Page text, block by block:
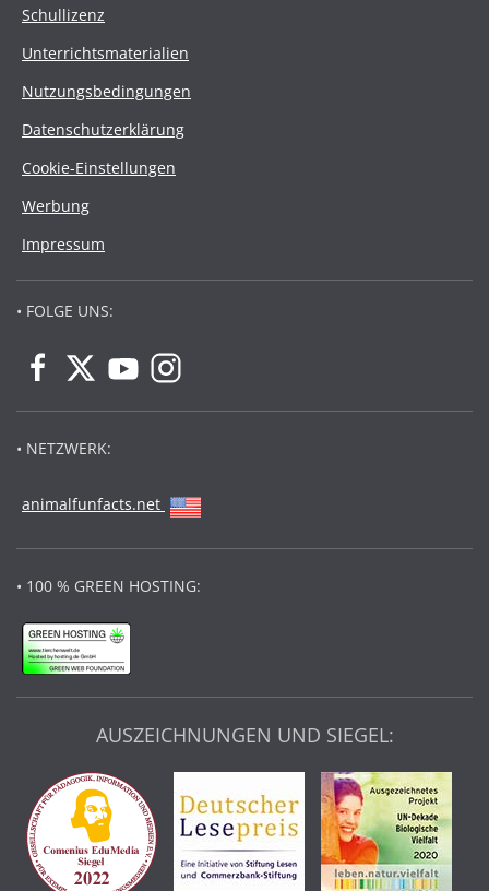
Schullizenz
Unterrichtsmaterialien
Nutzungsbedingungen
Datenschutzerklärung
Cookie-Einstellungen
Werbung
Impressum
• FOLGE UNS:
• NETZWERK:
animalfunfacts.net
• 100 % GREEN HOSTING:
AUSZEICHNUNGEN UND SIEGEL: